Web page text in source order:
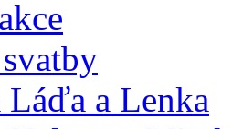
Láďa a Lenka